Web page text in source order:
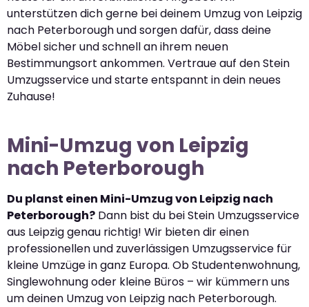
unterstützen dich gerne bei deinem Umzug von Leipzig
nach Peterborough und sorgen dafür, dass deine
Möbel sicher und schnell an ihrem neuen
Bestimmungsort ankommen. Vertraue auf den Stein
Umzugsservice und starte entspannt in dein neues
Zuhause!
Mini-Umzug von Leipzig
nach Peterborough
Du planst einen Mini-Umzug von Leipzig nach
Peterborough? Dann bist du bei Stein Umzugsservice
aus Leipzig genau richtig! Wir bieten dir einen
professionellen und zuverlässigen Umzugsservice für
kleine Umzüge in ganz Europa. Ob Studentenwohnung,
Singlewohnung oder kleine Büros – wir kümmern uns
um deinen Umzug von Leipzig nach Peterborough.